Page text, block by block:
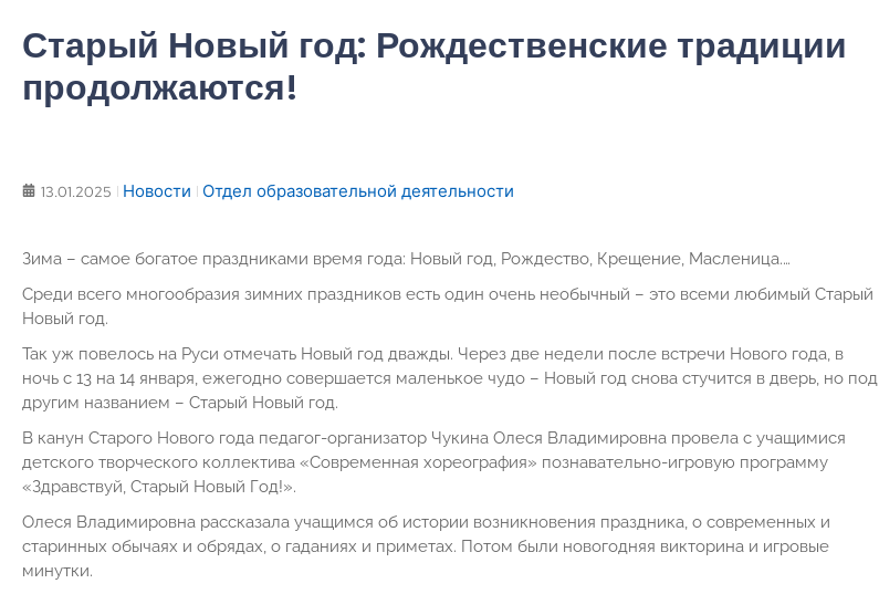
Старый Новый год: Рождественские традиции
продолжаются!
13.01.2025 Новости Отдел образовательной деятельности
Зима – самое богатое праздниками время года: Новый год, Рождество, Крещение, Масленица.…
Среди всего многообразия зимних праздников есть один очень необычный – это всеми любимый Старый
Новый год.
Так уж повелось на Руси отмечать Новый год дважды. Через две недели после встречи Нового года, в
ночь с 13 на 14 января, ежегодно совершается маленькое чудо – Новый год снова стучится в дверь, но под
другим названием – Старый Новый год.
В канун Старого Нового года педагог-организатор Чукина Олеся Владимировна провела с учащимися
детского творческого коллектива «Современная хореография» познавательно-игровую программу
«Здравствуй, Старый Новый Год!».
Олеся Владимировна рассказала учащимся об истории возникновения праздника, о современных и
старинных обычаях и обрядах, о гаданиях и приметах. Потом были новогодняя викторина и игровые
минутки.